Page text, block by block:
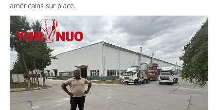
américains sur place.